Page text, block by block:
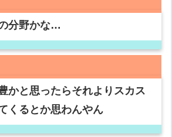
分野かな…
かと思ったらそれよりスカス
くるとか思わんやん